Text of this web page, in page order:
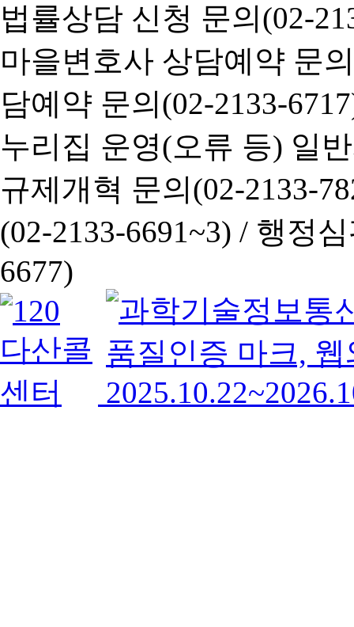
법률상담 신청 문의(02-
마을변호사 상담예약 문
담예약 문의(02-2133-
누리집 운영(오류 등) 일
규제개혁 문의(02-2133-
(02-2133-6691~3) / 행정심
6677)